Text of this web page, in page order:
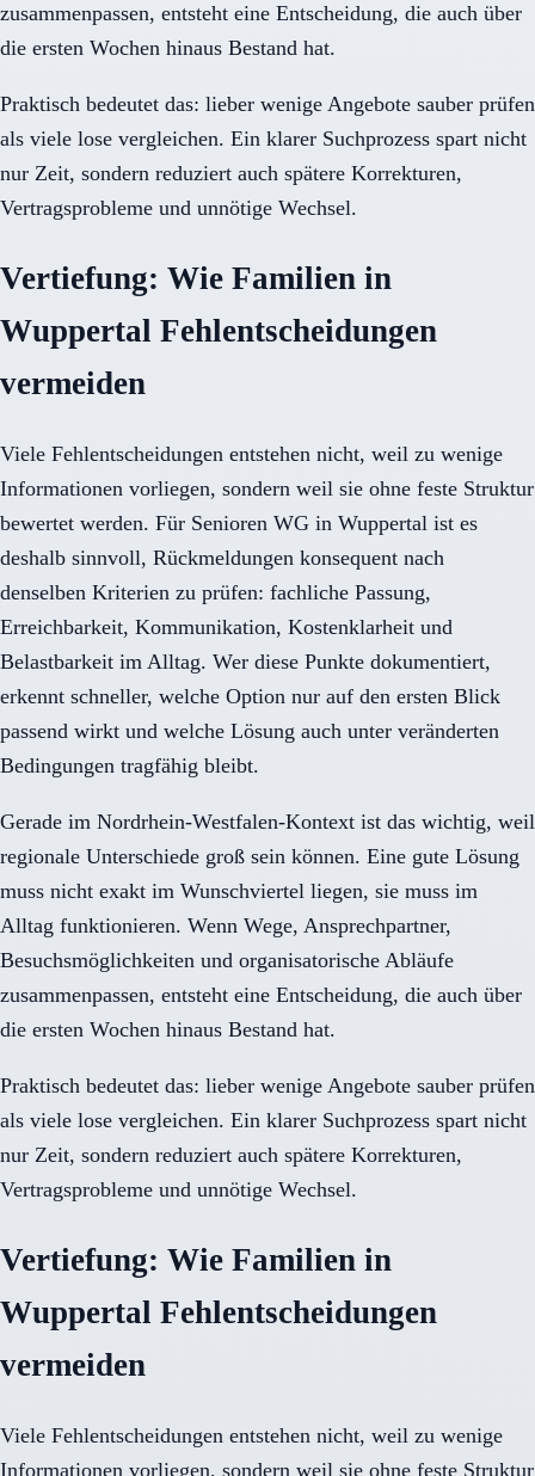
zusammenpassen, entsteht eine Entscheidung, die auch über
die ersten Wochen hinaus Bestand hat.
Praktisch bedeutet das: lieber wenige Angebote sauber prüfen
als viele lose vergleichen. Ein klarer Suchprozess spart nicht
nur Zeit, sondern reduziert auch spätere Korrekturen,
Vertragsprobleme und unnötige Wechsel.
Vertiefung: Wie Familien in
Wuppertal Fehlentscheidungen
vermeiden
Viele Fehlentscheidungen entstehen nicht, weil zu wenige
Informationen vorliegen, sondern weil sie ohne feste Struktur
bewertet werden. Für Senioren WG in Wuppertal ist es
deshalb sinnvoll, Rückmeldungen konsequent nach
denselben Kriterien zu prüfen: fachliche Passung,
Erreichbarkeit, Kommunikation, Kostenklarheit und
Belastbarkeit im Alltag. Wer diese Punkte dokumentiert,
erkennt schneller, welche Option nur auf den ersten Blick
passend wirkt und welche Lösung auch unter veränderten
Bedingungen tragfähig bleibt.
Gerade im Nordrhein-Westfalen-Kontext ist das wichtig, weil
regionale Unterschiede groß sein können. Eine gute Lösung
muss nicht exakt im Wunschviertel liegen, sie muss im
Alltag funktionieren. Wenn Wege, Ansprechpartner,
Besuchsmöglichkeiten und organisatorische Abläufe
zusammenpassen, entsteht eine Entscheidung, die auch über
die ersten Wochen hinaus Bestand hat.
Praktisch bedeutet das: lieber wenige Angebote sauber prüfen
als viele lose vergleichen. Ein klarer Suchprozess spart nicht
nur Zeit, sondern reduziert auch spätere Korrekturen,
Vertragsprobleme und unnötige Wechsel.
Vertiefung: Wie Familien in
Wuppertal Fehlentscheidungen
vermeiden
Viele Fehlentscheidungen entstehen nicht, weil zu wenige
Informationen vorliegen, sondern weil sie ohne feste Struktur